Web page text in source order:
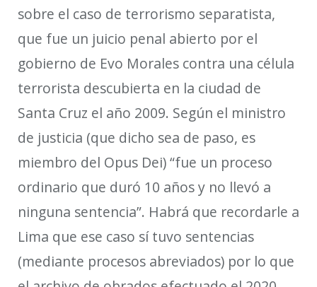
sobre el caso de terrorismo separatista,
que fue un juicio penal abierto por el
gobierno de Evo Morales contra una célula
terrorista descubierta en la ciudad de
Santa Cruz el año 2009. Según el ministro
de justicia (que dicho sea de paso, es
miembro del Opus Dei)“fue un proceso
ordinario que duró 10 años y no llevó a
ninguna sentencia”. Habrá que recordarle a
Lima que ese caso sí tuvo sentencias
(mediante procesos abreviados) por lo que